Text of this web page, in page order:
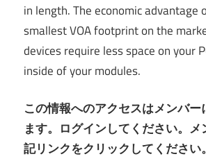
in length. The economic advantage
smallest VOA footprint on the
devices require less space on your
inside of your modules.
この情報へのアクセスはメンバ
ます。ログインしてください。
記リンクをクリックしてください。